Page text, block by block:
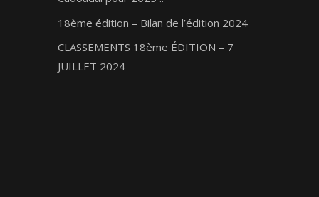
18ème édition – Bilan de l’édition 2024
CLASSEMENTS 18ème ÉDITION – 7
JUILLET 2024